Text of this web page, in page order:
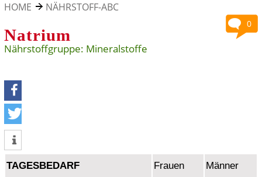
HOME
NÄHRSTOFF-ABC
0
Natrium
Nährstoffgruppe: Mineralstoffe
teilen
tweet
TAGESBEDARF Frauen Männer